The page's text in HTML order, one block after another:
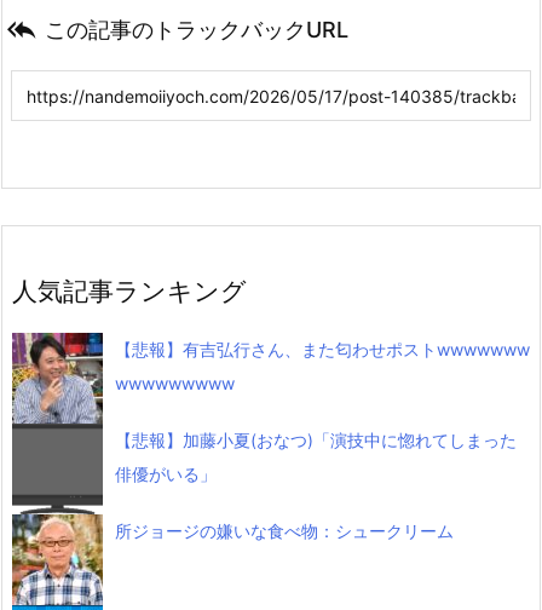
 この記事のトラックバックURL
人気記事ランキング
【悲報】有吉弘行さん、また匂わせポストwwwwwww
wwwwwwwww
【悲報】加藤小夏(おなつ)「演技中に惚れてしまった
俳優がいる」
所ジョージの嫌いな食べ物：シュークリーム